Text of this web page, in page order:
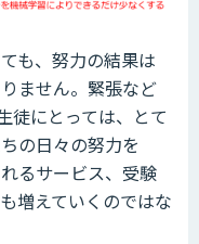
も、努力の結果は
ません。緊張など
徒にとっては、とて
の日々の努力を
るサービス、受験
増えていくのではな